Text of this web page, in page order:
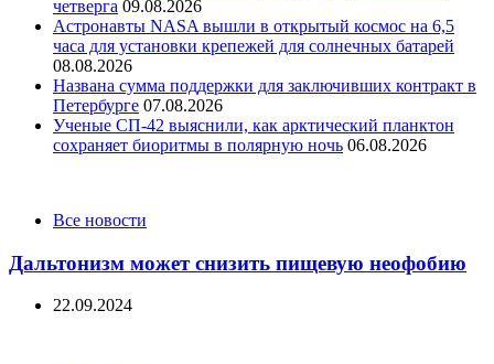
четверга 09.08.2026
Астронавты NASA вышли в открытый космос на 6,5
часа для установки крепежей для солнечных батарей
08.08.2026
Названа сумма поддержки для заключивших контракт в
Петербурге 07.08.2026
Ученые СП-42 выяснили, как арктический планктон
сохраняет биоритмы в полярную ночь 06.08.2026
CategoriesВсе новости
Дальтонизм может снизить пищевую неофобию
22.09.2024